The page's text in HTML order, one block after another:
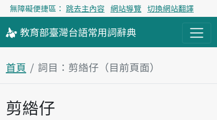
無障礙便捷區： 跳去主內容 網站導覽 切換網站翻譯
教育部臺灣台語常用詞辭典
首頁 詞目：剪綹仔（目前頁面）
主內容區塊
剪綹仔